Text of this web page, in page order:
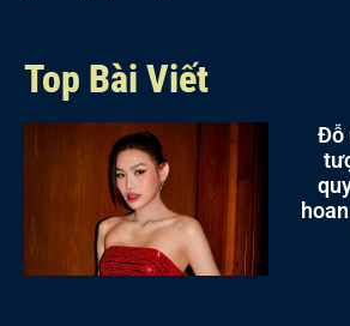
Top Bài Viết
Đỗ